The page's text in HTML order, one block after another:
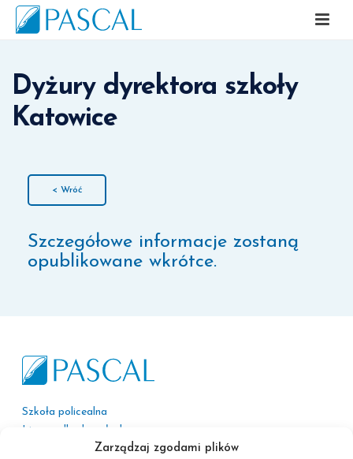
Zarządzaj zgodami plików
Dyżury dyrektora szkoły
Katowice
< Wróć
Szczegółowe informacje zostaną
opublikowane wkrótce.
Szkoła policealna
Liceum dla dorosłych
Nie wymagamy matury!